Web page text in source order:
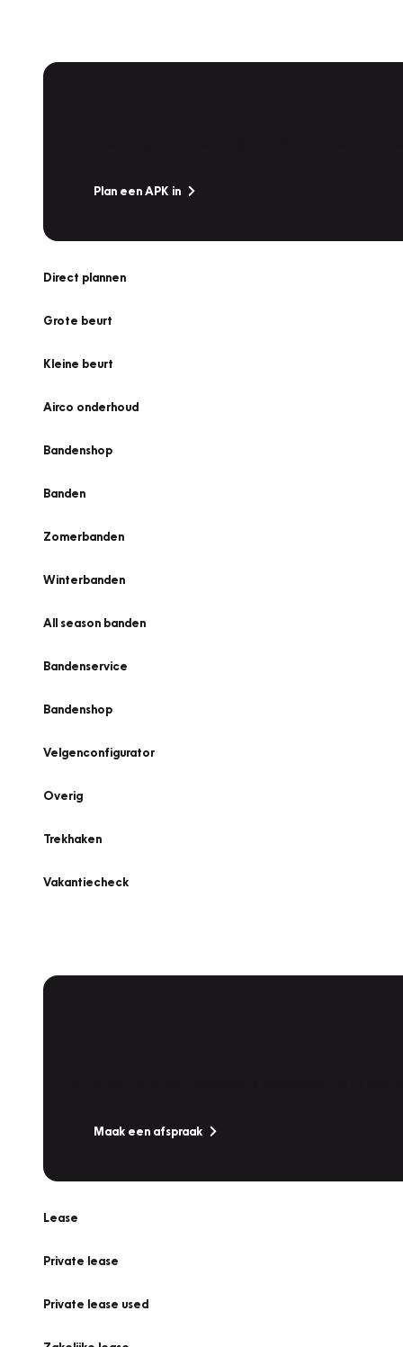
Plan een APK in
Direct plannen
Grote beurt
Kleine beurt
Airco onderhoud
Bandenshop
Banden
Zomerbanden
Winterbanden
All season banden
Bandenservice
Bandenshop
Velgenconfigurator
Overig
Trekhaken
Vakantiecheck
Maak een afspraak
Lease
Private lease
Private lease used